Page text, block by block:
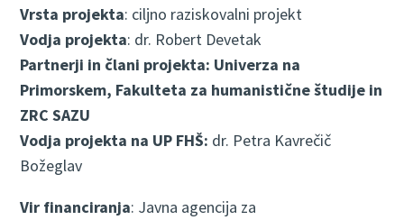
Vrsta projekta: ciljno raziskovalni projekt
Vodja projekta: dr. Robert Devetak
Partnerji in člani projekta: Univerza na
Primorskem, Fakulteta za humanistične študije in
ZRC SAZU
Vodja projekta na UP FHŠ: dr. Petra Kavrečič
Božeglav
Vir financiranja: Javna agencija za